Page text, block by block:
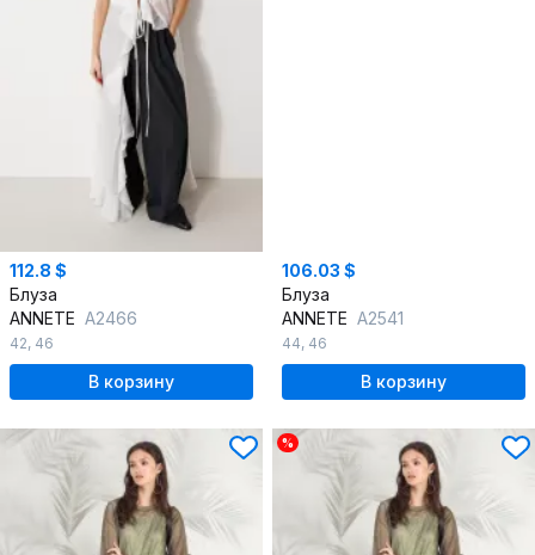
112.8 $
Блуза
ANNETE A2466
42, 46
В корзину
106.03 $
Блуза
ANNETE A2541
44, 46
В корзину
%